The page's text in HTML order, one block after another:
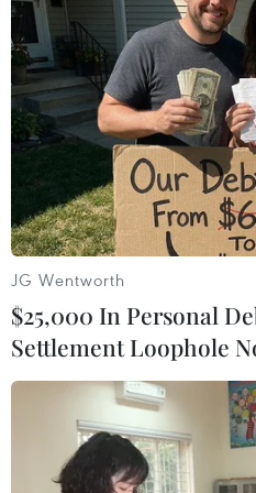
#FA Cup #Manchester United
JG Wentworth
$25,000 In Personal
Settlement Loophole